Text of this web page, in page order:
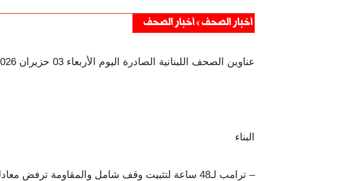
أخبار الصحف أخبار الصحف
عناوين الصحف اللبنانية الصادرة اليوم الأربعاء 03 حزيران 2026
البناء
– ترامب لـ48 ساعة لتثبيت وقف شامل والمقاومة ترفض معادلة «الضاحية والشمال»